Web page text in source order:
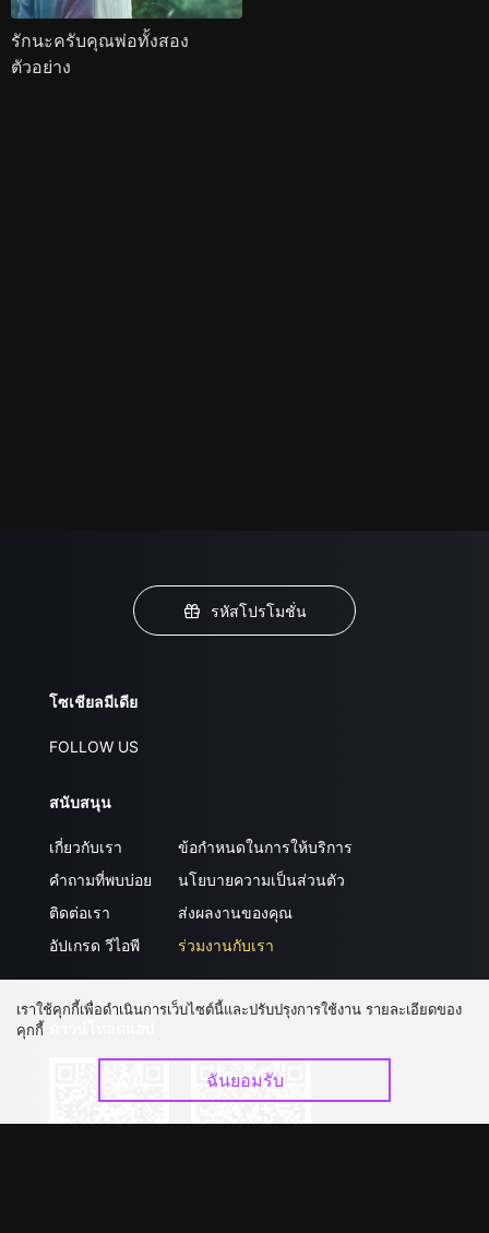
รักนะครับคุณพ่อทั้งสอง
ตัวอย่าง
รหัสโปรโมชั่น
โซเชียลมีเดีย
FOLLOW US
สนับสนุน
เกี่ยวกับเรา
คำถามที่พบบ่อย
ติดต่อเรา
อัปเกรด วีไอพี
ข้อกำหนดในการให้บริการ
นโยบายความเป็นส่วนตัว
ส่งผลงานของคุณ
ร่วมงานกับเรา
เราใช้คุกกี้เพื่อดำเนินการเว็บไซต์นี้และปรับปรุงการใช้งาน รายละเอียดของ
คุกกี้
ฉันยอมรับ